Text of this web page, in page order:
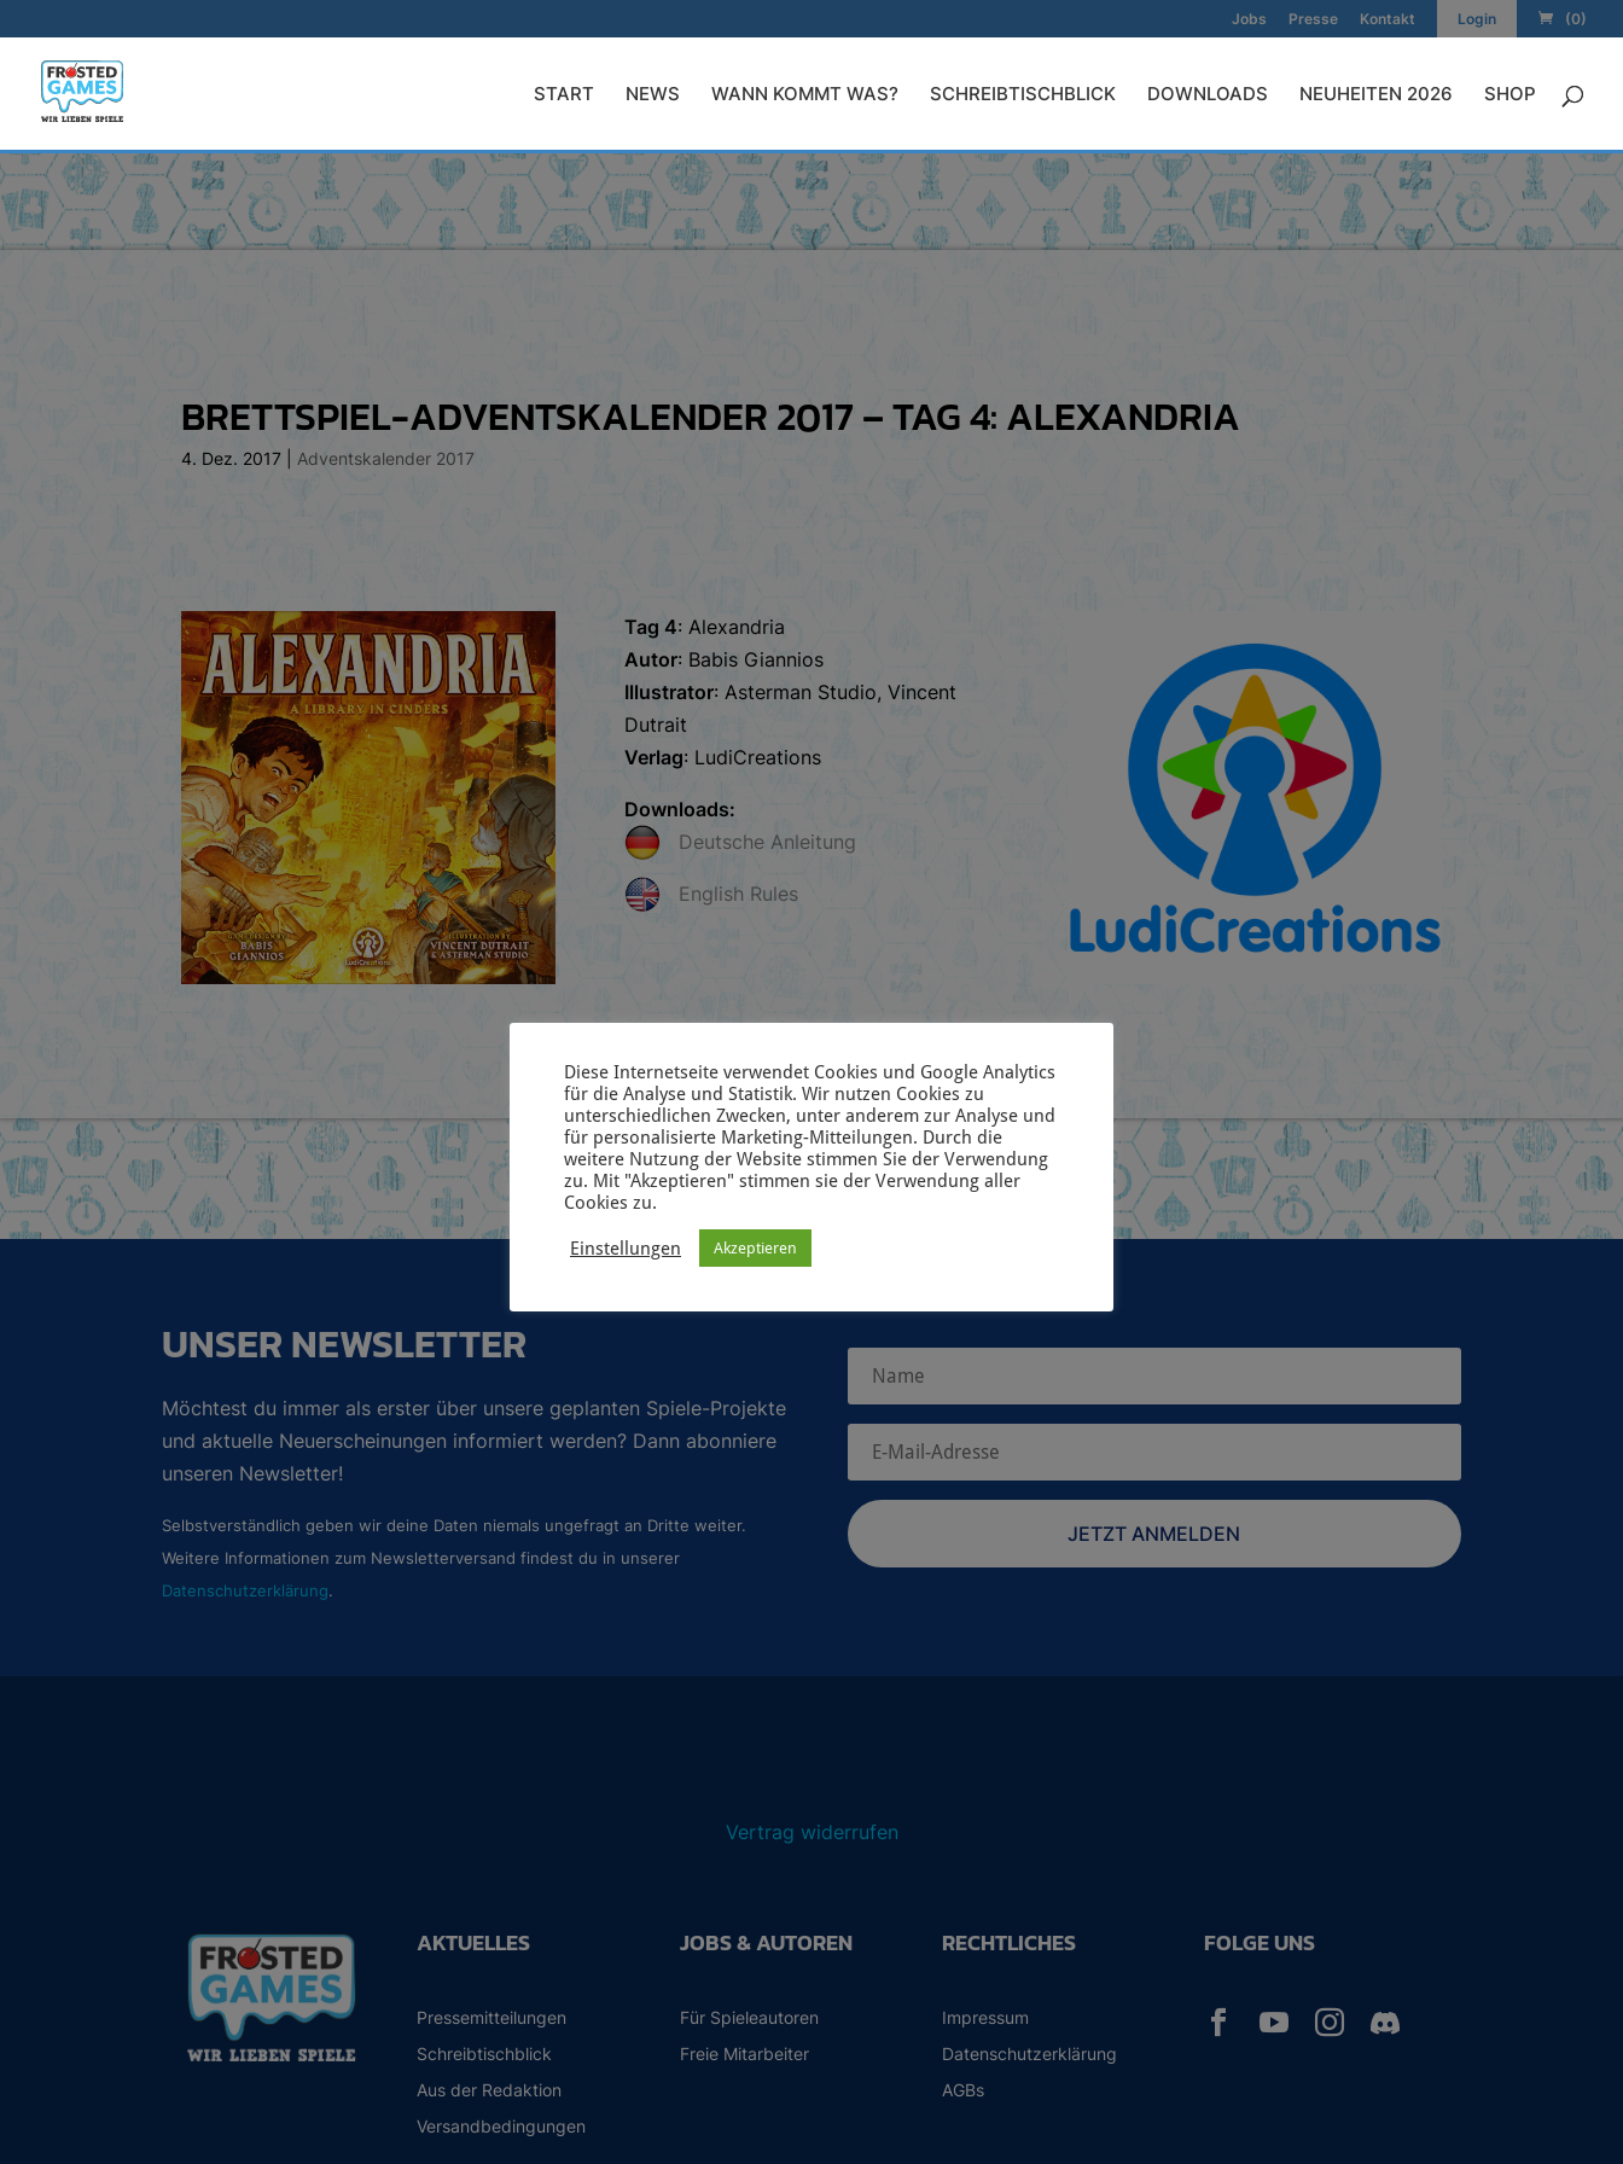
Jobs Presse Kontakt Login (0)
START NEWS WANN KOMMT WAS? SCHREIBTISCHBLICK DOWNLOADS NEUHEITEN 2026 SHOP
BRETTSPIEL-ADVENTSKALENDER 2017 – TAG 4: ALEXANDRIA
4. Dez. 2017 Adventskalender 2017
Tag 4: Alexandria
Autor: Babis Giannios
Illustrator: Asterman Studio, Vincent
Dutrait
Verlag: LudiCreations
Downloads:
Deutsche Anleitung
English Rules
UNSER NEWSLETTER
Möchtest du immer als erster über unsere geplanten Spiele-Projekte
und aktuelle Neuerscheinungen informiert werden? Dann abonniere
unseren Newsletter!
Selbstverständlich geben wir deine Daten niemals ungefragt an Dritte weiter.
Weitere Informationen zum Newsletterversand findest du in unserer
Datenschutzerklärung.
JETZT ANMELDEN
Vertrag widerrufen
AKTUELLES
Pressemitteilungen
Schreibtischblick
Aus der Redaktion
Versandbedingungen
JOBS & AUTOREN
Für Spieleautoren
Freie Mitarbeiter
RECHTLICHES
Impressum
Datenschutzerklärung
AGBs
FOLGE UNS
  
Diese Internetseite verwendet Cookies und Google Analytics
für die Analyse und Statistik. Wir nutzen Cookies zu
unterschiedlichen Zwecken, unter anderem zur Analyse und
für personalisierte Marketing-Mitteilungen. Durch die
weitere Nutzung der Website stimmen Sie der Verwendung
zu. Mit "Akzeptieren" stimmen sie der Verwendung aller
Cookies zu.
Einstellungen Akzeptieren